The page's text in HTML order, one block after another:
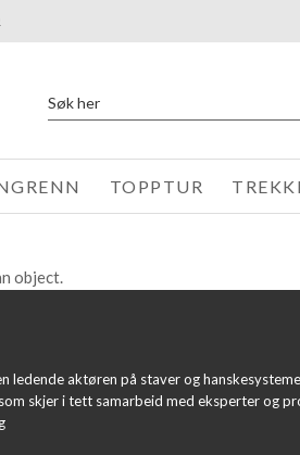
TOPPTUR
object.
ledende aktøren på staver og
skjer i tett samarbeid med eksperter og